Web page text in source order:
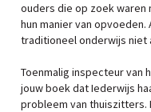
ouders die op zoek waren
hun manier van
traditioneel onderwijs niet
Toenmalig inspecteur van
jouw boek dat Iederwijs
probleem van thuiszitters.